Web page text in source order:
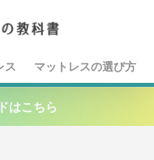
ス マットレスの選び方
はこちら